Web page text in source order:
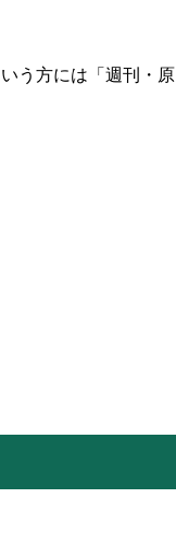
う方には「週刊・原